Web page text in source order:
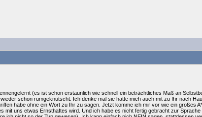
(es ist schon erstaunlich wie schnell ein beträchtliches Maß an
schön rumgeknutscht. Ich denke mal sie hätte mich auch mit zu Ihr nach
habe ohne ein Wort zu Ihr zu sagen. Jetzt komme ich mir vor wie ein großes
mit uns etwas Ernsthaftes wird. Und ich habe es nicht fertig gebracht zur